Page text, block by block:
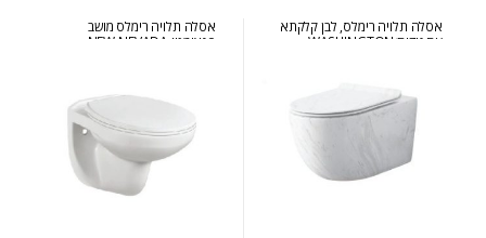
אסלה תלויה רימלס, לבן קלקתא
עם גידיםׁׂ WASHINGTON
אסלה תלויה רימלס מושב
פנאומטי NEW NEVADA